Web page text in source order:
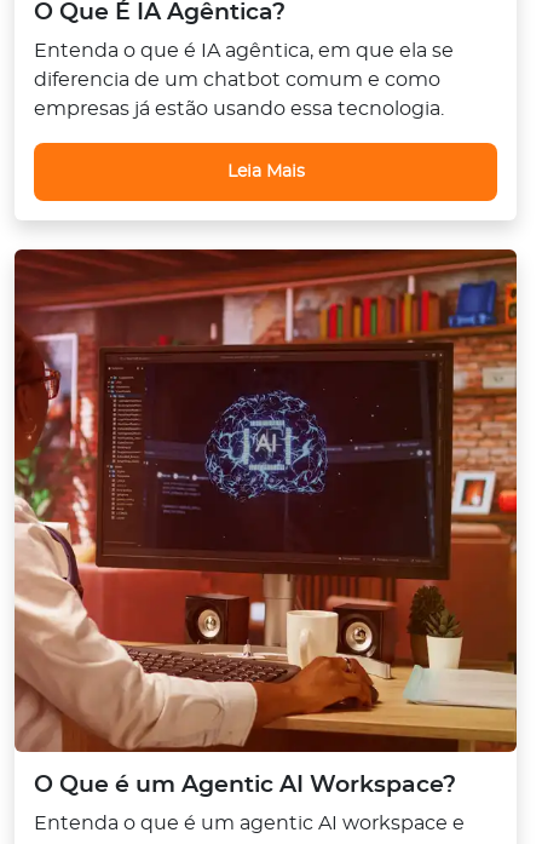
O Que É IA Agêntica?
Entenda o que é IA agêntica, em que ela se
diferencia de um chatbot comum e como
empresas já estão usando essa tecnologia.
Leia Mais
O Que é um Agentic AI Workspace?
Entenda o que é um agentic AI workspace e